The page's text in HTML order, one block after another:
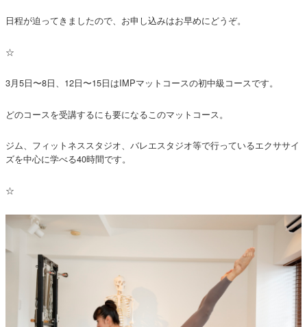
日程が迫ってきましたので、お申し込みはお早めにどうぞ。
☆
3月5日〜8日、12日〜15日はIMPマットコースの初中級コースです。
どのコースを受講するにも要になるこのマットコース。
ジム、フィットネススタジオ、バレエスタジオ等で行っているエクササイ
ズを中心に学べる40時間です。
☆